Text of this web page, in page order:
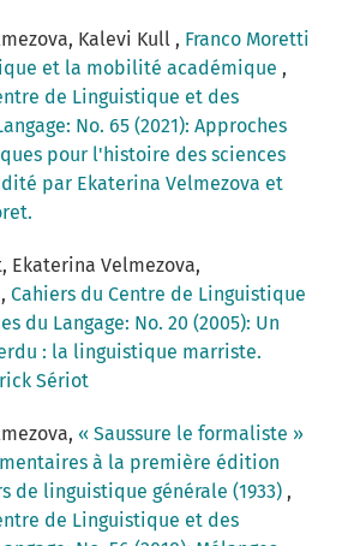
Kalevi Kull , Franco Moretti
et la mobilité académique ,
de Linguistique et des
No. 65 (2021): Approches
pour l'histoire des sciences
par Ekaterina Velmezova et
Ekaterina Velmezova,
, Cahiers du Centre de Linguistique
du Langage: No. 20 (2005): Un
: la linguistique marriste.
Sériot
« Saussure le formaliste »
à la première édition
de linguistique générale (1933) ,
de Linguistique et des